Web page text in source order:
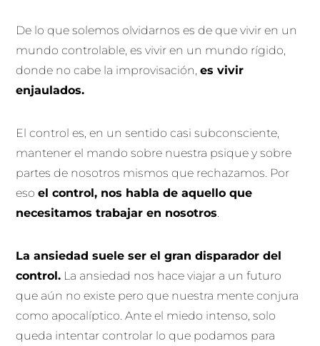
De lo que solemos olvidarnos es de que vivir en un
mundo controlable, es vivir en un mundo rígido,
donde no cabe la improvisación,es vivir
enjaulados.
El control es, en un sentido casi subconsciente,
mantener el mando sobre nuestra psique y sobre
partes de nosotros mismos que rechazamos. Por
esoel control, nos habla de aquello que
necesitamos trabajar en nosotros.
La ansiedad suele ser el gran disparador del
control. La ansiedad nos hace viajar a un futuro
que aún no existe pero que nuestra mente conjura
como apocalíptico. Ante el miedo intenso, solo
queda intentar controlar lo que podamos para